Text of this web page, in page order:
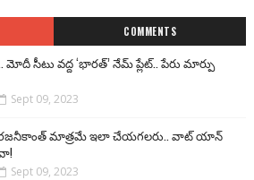
COMMENTS
మోదీ సీటు వద్ద ‘భారత్’ నేమ్ ప్లేట్‌.. పేరు మార్పు
Sept 09, 2023
రజనీకాంత్ మాత్రమే ఇలా చేయగలరు.. వాట్ యాన్
Sept 09, 2023